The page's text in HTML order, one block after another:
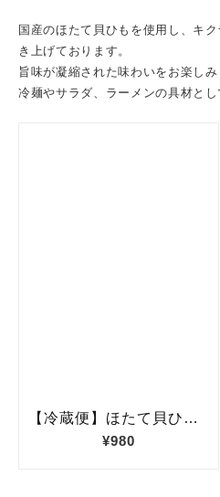
国産のほたて貝ひもを使用し、キ
き上げております。
旨味が凝縮された味わいをお楽しみ
冷麺やサラダ、ラーメンの具材とし